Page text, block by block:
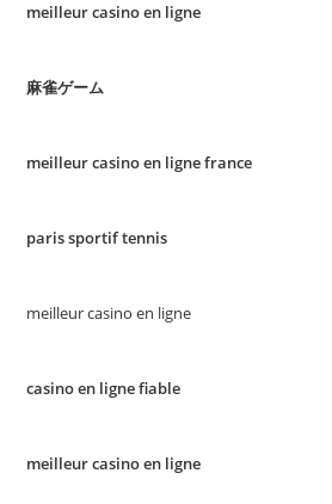
meilleur casino en ligne
麻雀ゲーム
meilleur casino en ligne france
paris sportif tennis
meilleur casino en ligne
casino en ligne fiable
meilleur casino en ligne